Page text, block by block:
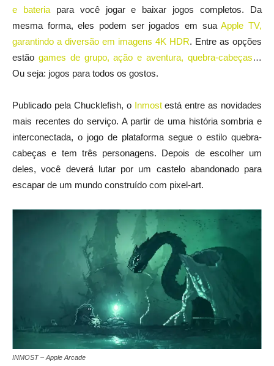
e bateriapara você jogar e baixar jogos completos. Da
mesma forma, eles podem ser jogados em suaApple TV,
garantindo a diversão em imagens 4K HDR. Entre as opções
estão games de grupo, ação e aventura, quebra-cabeças…
Ou seja: jogos para todos os gostos.
Publicado pela Chucklefish, o Inmostestá entre as novidades
mais recentes do serviço. A partir de uma história sombria e
interconectada, o jogo de plataforma segue o estilo quebra-
cabeças e tem três personagens. Depois de escolher um
deles, você deverá lutar por um castelo abandonado para
escapar de um mundo construído com pixel-art.
INMOST – Apple Arcade